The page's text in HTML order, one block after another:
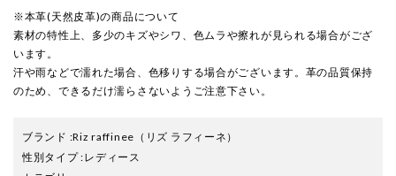
※本革(天然皮革)の商品について
素材の特性上、多少のキズやシワ、色ムラや擦れが見られる場合がござ
います。
汗や雨などで濡れた場合、色移りする場合がございます。革の品質保持
のため、できるだけ濡らさないようご注意下さい。
ブランド :Riz raffinee （リズ ラフィーネ）
性別タイプ:レディース